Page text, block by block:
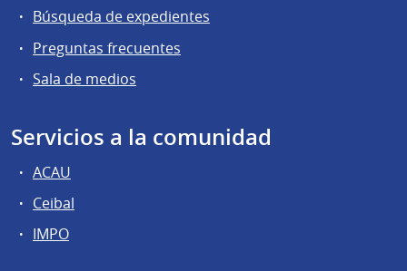
Búsqueda de expedientes
Preguntas frecuentes
Sala de medios
Servicios a la comunidad
ACAU
Ceibal
IMPO